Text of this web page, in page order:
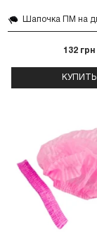
132 грн
КУПИТЬ